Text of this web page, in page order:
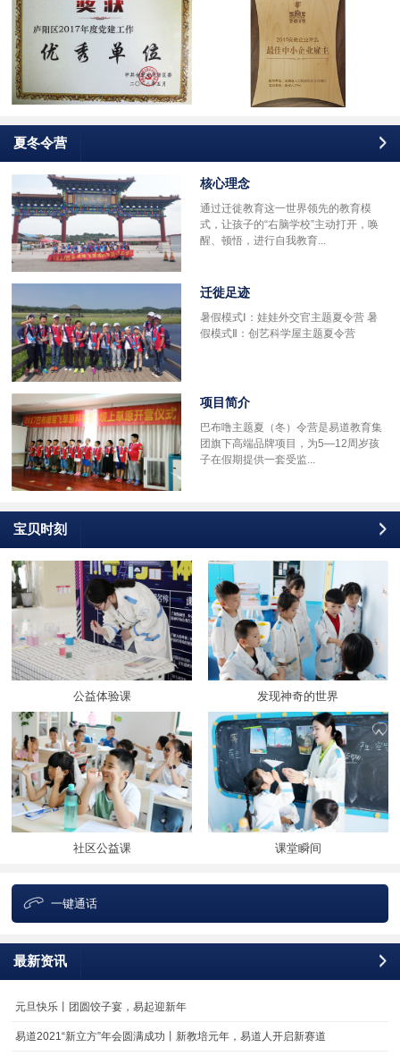
夏冬令营
核心理念
通过迁徙教育这一世界领先的教育模
式，让孩子的“右脑学校”主动打开，唤
醒、顿悟，进行自我教育...
迁徙足迹
暑假模式Ⅰ：娃娃外交官主题夏令营 暑
假模式Ⅱ：创艺科学屋主题夏令营
项目简介
巴布噜主题夏（冬）令营是易道教育集
团旗下高端品牌项目，为5—12周岁孩
子在假期提供一套受监...
宝贝时刻
更
公益体验课 发现神奇的世界
社区公益课 课堂瞬间
一键通话
最新资讯
元旦快乐丨团圆饺子宴，易起迎新年
易道2021“新立方”年会圆满成功丨新教培元年，易道人开启新赛道